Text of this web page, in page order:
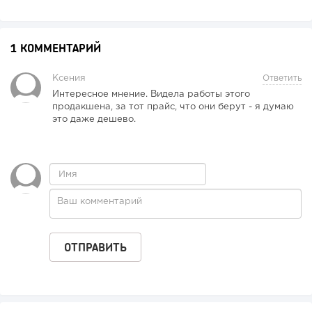
1 КОММЕНТАРИЙ
Ксения Ответить
Интересное мнение. Видела работы этого
продакшена, за тот прайс, что они берут - я думаю
это даже дешево.